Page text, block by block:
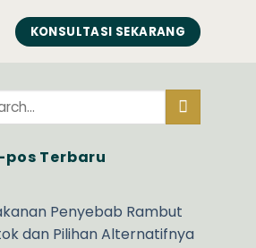
KONSULTASI SEKARANG
pos Terbaru
Penyebab Rambut
dan Pilihan Alternatifnya